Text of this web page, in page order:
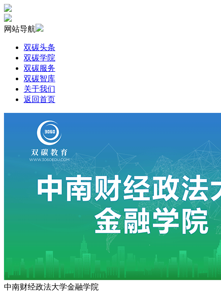
网站导航
双碳头条
双碳学院
双碳服务
双碳智库
关于我们
返回首页
中南财经政法大学金融学院